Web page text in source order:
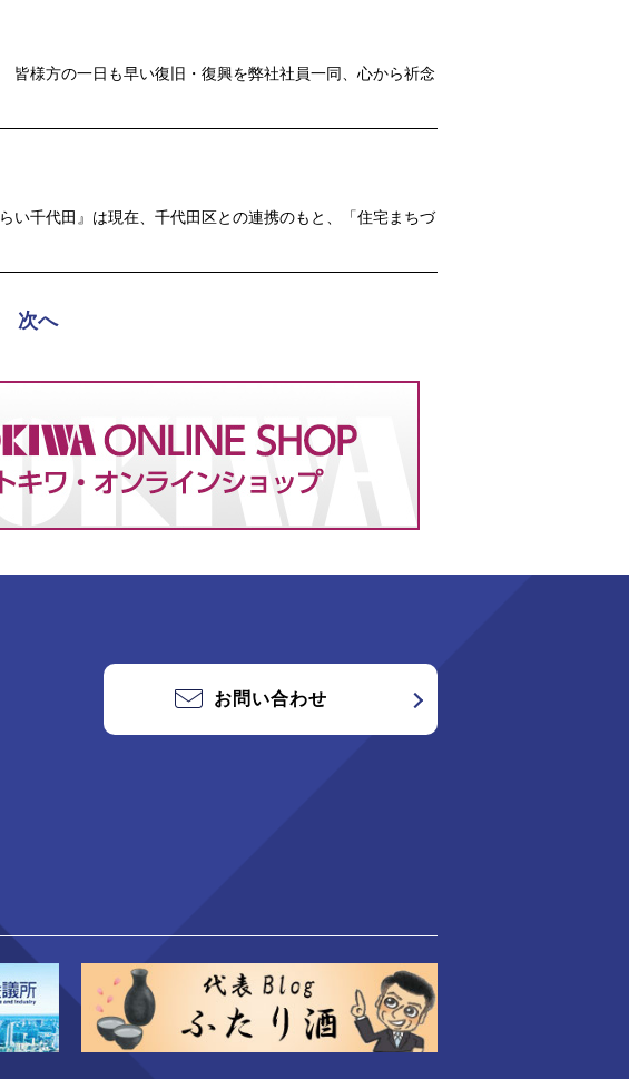
皆様方の一日も早い復旧・復興を弊社社員一同、心から祈念
い千代田』は現在、千代田区との連携のもと、「住宅まちづ
次へ
お問い合わせ